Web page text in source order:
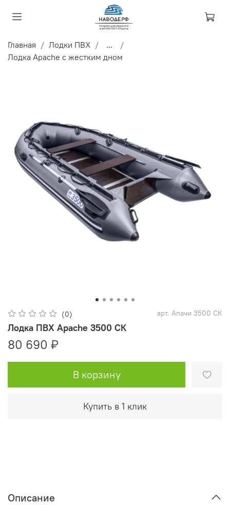
Главная Лодки ПВХ
...
Лодка Apache с жестким дном
(0) арт. Апачи 3500 СК
Лодка ПВХ Apache 3500 СК
80 690 ₽
В корзину
Купить в 1 клик
Описание